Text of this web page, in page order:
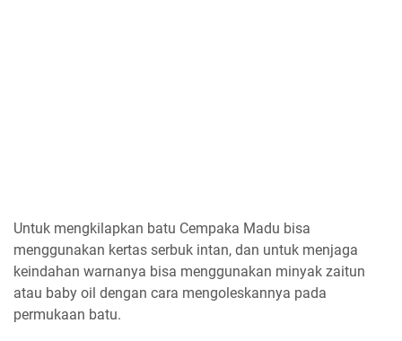
Untuk mengkilapkan batu Cempaka Madu bisa
menggunakan kertas serbuk intan, dan untuk menjaga
keindahan warnanya bisa menggunakan minyak zaitun
atau baby oil dengan cara mengoleskannya pada
permukaan batu.